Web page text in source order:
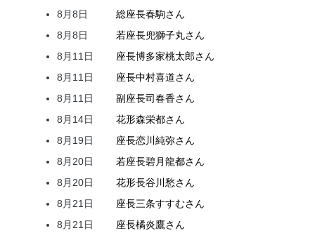
8月8日
総座長春駒さん
8月8日
若座長兜獅子丸さん
8月11日
座長博多家桃太郎さん
8月11日
座長中村喜道さん
8月11日
副座長司春香さん
8月14日
花形森栄都さん
8月19日
座長恋川純弥さん
8月20日
若座長碧月龍都さん
8月20日
花形長谷川愁さん
8月21日
座長三条すすむさん
8月21日
座長橘炎鷹さん